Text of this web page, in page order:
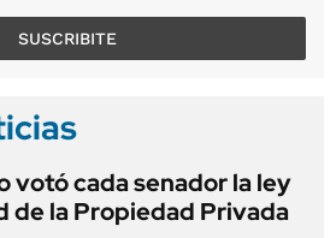
SUSCRIBITE
votó cada senador la ley
de la Propiedad Privada